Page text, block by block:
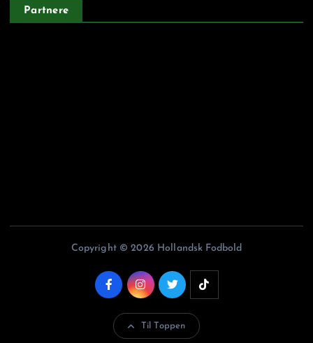
Partnere
Copyright © 2026 Hollandsk Fodbold
Til Toppen